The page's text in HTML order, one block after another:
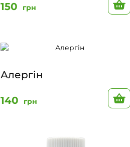
150 грн
Алергін
140 грн